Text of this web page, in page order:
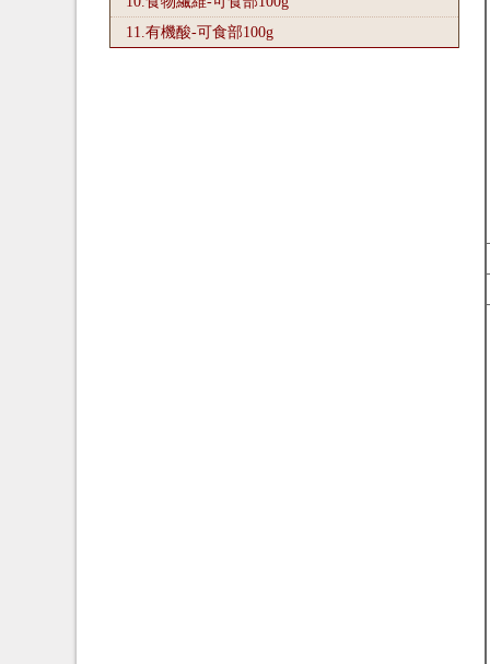
11.有機酸-可食部100g